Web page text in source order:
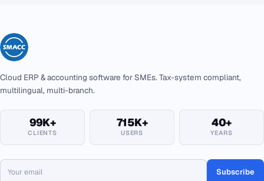
Cloud ERP & accounting software for SMEs. Tax-system compliant,
multilingual, multi-branch.
99K+
CLIENTS
715K+
USERS
40+
YEARS
Subscribe